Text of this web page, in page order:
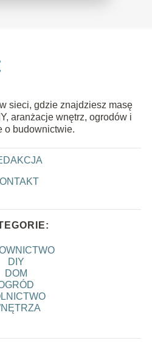
sieci, gdzie znajdziesz masę
aranżacje wnętrz, ogrodów i
o budownictwie.
DIY
DOM